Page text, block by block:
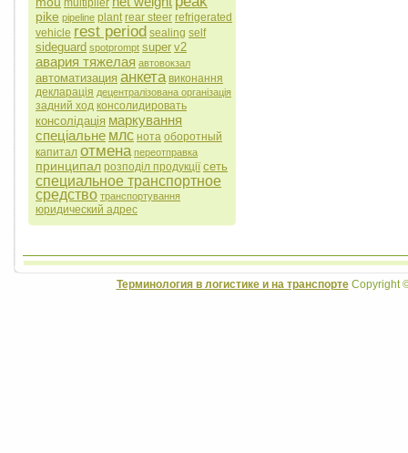
multiplier
pike pipeline plant rear steer refrigerated
vehicle rest period sealing self
sideguard spotprompt super v2
авария тяжелая автовокзал
автоматизация анкета виконання
декларація децентралізована організація
задний ход консолидировать
консолідація маркування
спеціальне млс нота оборотный
капитал отмена переотправка
принципал розподіл продукції сеть
специальное транспортное
средство транспортування
юридический адрес
Терминология в логистике и на транспортеCopyright